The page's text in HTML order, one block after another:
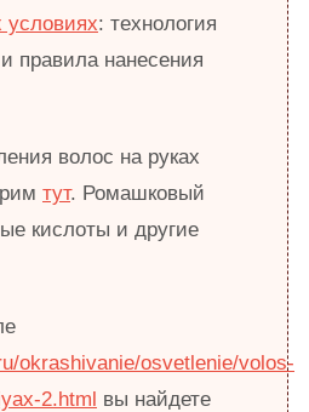
: технология
правила нанесения
волос на руках
тут. Ромашковый
кислоты и другие
okrashivanie/osvetlenie/volos-
2.html вы найдете